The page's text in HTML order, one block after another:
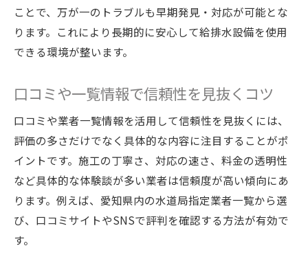
ことで、万が一のトラブルも早期発見・対応が可能とな
ります。これにより長期的に安心して給排水設備を使用
できる環境が整います。
口コミや一覧情報で信頼性を見抜くコツ
口コミや業者一覧情報を活用して信頼性を見抜くには、
評価の多さだけでなく具体的な内容に注目することがポ
イントです。施工の丁寧さ、対応の速さ、料金の透明性
など具体的な体験談が多い業者は信頼度が高い傾向にあ
ります。例えば、愛知県内の水道局指定業者一覧から選
び、口コミサイトやSNSで評判を確認する方法が有効で
す。